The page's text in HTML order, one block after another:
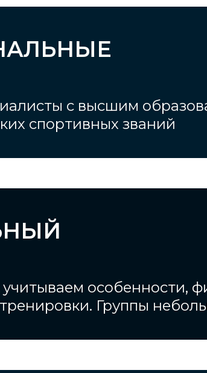
с высшим
спортивных званий
особенности,
Группы